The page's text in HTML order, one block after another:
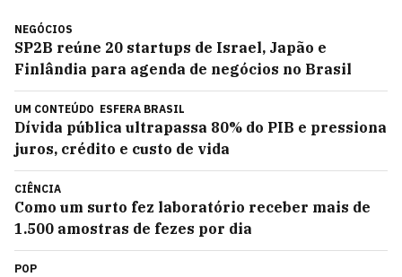
NEGÓCIOS
SP2B reúne 20 startups de Israel, Japão e
Finlândia para agenda de negócios no Brasil
UM CONTEÚDO ESFERA BRASIL
Dívida pública ultrapassa 80% do PIB e pressiona
juros, crédito e custo de vida
CIÊNCIA
Como um surto fez laboratório receber mais de
1.500 amostras de fezes por dia
POP